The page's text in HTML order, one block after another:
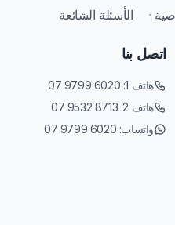
· الأسئلة الشائعة
اتصل بنا
هاتف 1:
07 9799 6020
هاتف 2:
07 9532 8713
واتساب: 07 9799 6020